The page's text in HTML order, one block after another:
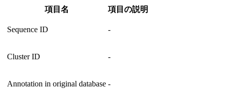
項目名
項目の説明
Sequence ID -
Cluster ID -
Annotation in original database -